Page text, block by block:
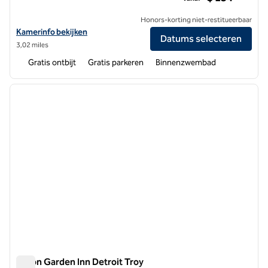
Bekijk hoteldetails voor Hampton Inn & Suites Detroit/Troy
Kamerinfo bekijken
3,02 miles
Honors-korting niet-restitueerbaar
Datums selecteren
Gratis ontbijt Gratis parkeren Binnenzwembad
1 van 12
Hilton Garden Inn Detroit Troy